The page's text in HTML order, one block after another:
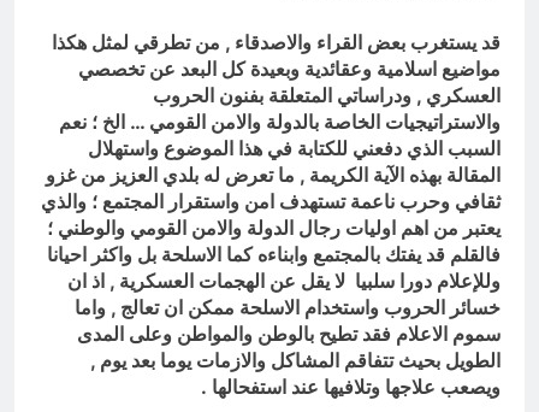
قد يستغرب بعض القراء والاصدقاء , من تطرقي لمثل هكذا
مواضيع اسلامية وعقائدية وبعيدة كل البعد عن تخصصي
العسكري , ودراساتي المتعلقة بفنون الحروب
والاستراتيجيات الخاصة بالدولة والامن القومي … الخ ؛ نعم
السبب الذي دفعني للكتابة في هذا الموضوع واستهلال
المقالة بهذه الآية الكريمة , ما تعرض له بلدي العزيز من غزو
ثقافي وحرب ناعمة تستهدف امن واستقرار المجتمع ؛ والذي
يعتبر من اهم اوليات رجال الدولة والامن القومي والوطني ؛
فالقلم قد يفتك بالمجتمع وابناءه كما الاسلحة بل واكثر احيانا
وللإعلام دورا سلبيا لا يقل عن الهجمات العسكرية , اذ ان
خسائر الحروب واستخدام الاسلحة ممكن ان تعالج , واما
سموم الاعلام فقد تطيح بالوطن والمواطن وعلى المدى
الطويل بحيث تتفاقم المشاكل والازمات يوما بعد يوم ,
ويصعب علاجها وتلافيها عند استفحالها .